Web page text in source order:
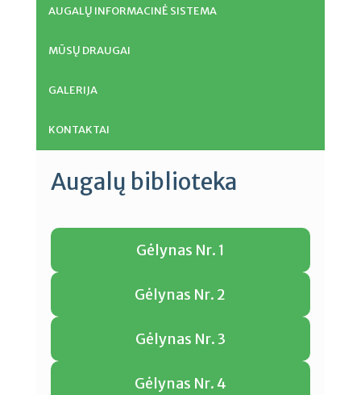
AUGALŲ INFORMACINĖ SISTEMA
MŪSŲ DRAUGAI
GALERIJA
KONTAKTAI
Augalų biblioteka
Gėlynas Nr. 1
Gėlynas Nr. 2
Gėlynas Nr. 3
Gėlynas Nr. 4